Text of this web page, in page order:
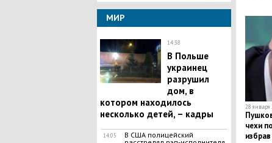
МИР
14:38
В Польше
украинец
разрушил
дом, в
котором находилось
несколько детей, – кадры
14:05
В США полицейский
28 января
чехи